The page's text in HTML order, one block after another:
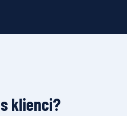
klienci?